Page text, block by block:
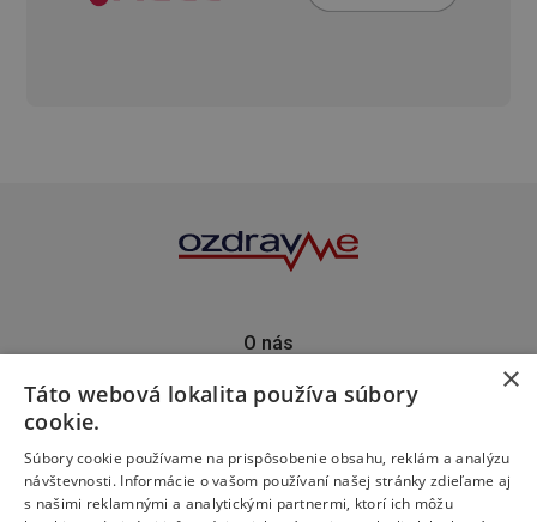
O nás
Predplatné
Podporte nás
×
Táto webová lokalita používa súbory
cookie.
Súbory cookie používame na prispôsobenie obsahu, reklám a analýzu
návštevnosti. Informácie o vašom používaní našej stránky zdieľame aj
s našimi reklamnými a analytickými partnermi, ktorí ich môžu